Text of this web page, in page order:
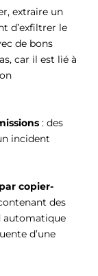
extraire un
d’exfiltrer le
de bons
car il est lié à
: des
incident
copier-
des
automatique
d’une